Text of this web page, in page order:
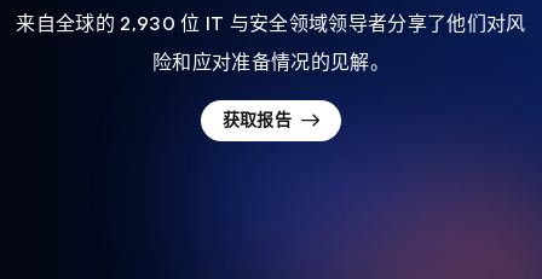
来自全球的 2,930 位 IT 与安全领域领导者分享了他们对风
险和应对准备情况的见解。
获取报告